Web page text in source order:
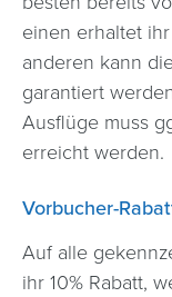
einen erhaltet
anderen kann
garantiert
Ausflüge muss
erreicht werden.
Vorbucher-
Auf alle
ihr 10% Rabatt,